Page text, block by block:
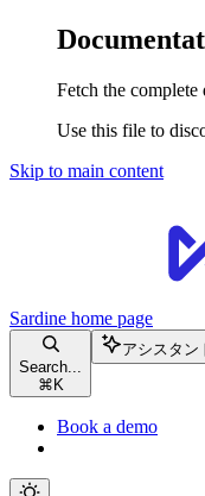
Fetch the
Use this file to
Skip to main content
Sardine home page
Search...
⌘ K
アシスタン
Book a demo